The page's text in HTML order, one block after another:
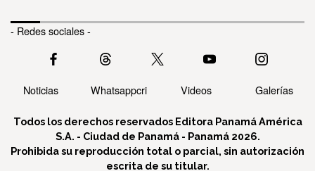
- Redes sociales -
Noticias Whatsappcri Videos Galerías
Todos los derechos reservados Editora Panamá América
S.A. - Ciudad de Panamá - Panamá 2026.
Prohibida su reproducción total o parcial, sin autorización
escrita de su titular.